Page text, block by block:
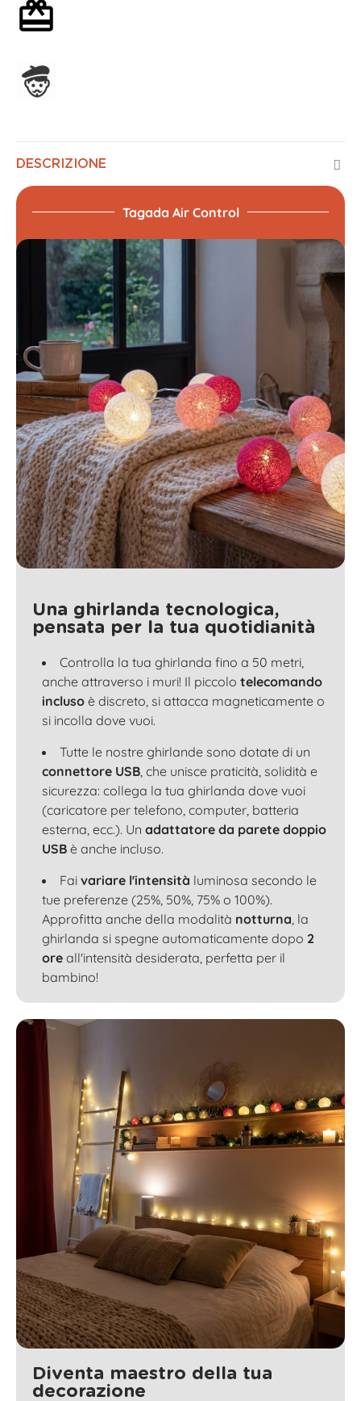
DESCRIZIONE
Tagada Air Control
Una ghirlanda tecnologica,
pensata per la tua quotidianità
Controlla la tua ghirlanda fino a 50 metri,
anche attraverso i muri! Il piccolo telecomando
incluso è discreto, si attacca magneticamente o
si incolla dove vuoi.
Tutte le nostre ghirlande sono dotate di un
connettore USB , che unisce praticità, solidità e
sicurezza: collega la tua ghirlanda dove vuoi
(caricatore per telefono, computer, batteria
esterna, ecc.). Un adattatore da parete doppio
USB è anche incluso.
Fai variare l'intensità luminosa secondo le
tue preferenze (25%, 50%, 75% o 100%).
Approfitta anche della modalità notturna , la
ghirlanda si spegne automaticamente dopo 2
ore all'intensità desiderata, perfetta per il
bambino!
Diventa maestro della tua
decorazione